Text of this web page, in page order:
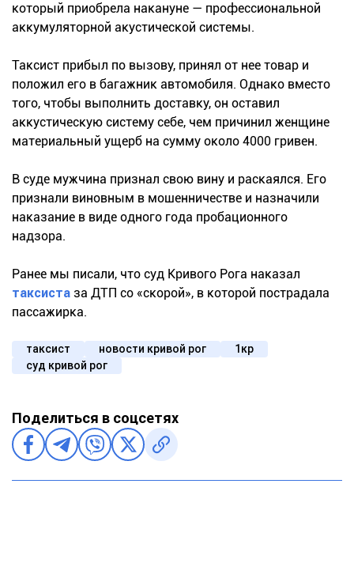
который приобрела накануне — профессиональной
аккумуляторной акустической системы.
Таксист прибыл по вызову, принял от нее товар и
положил его в багажник автомобиля. Однако вместо
того, чтобы выполнить доставку, он оставил
аккустическую систему себе, чем причинил женщине
материальный ущерб на сумму около 4000 гривен.
В суде мужчина признал свою вину и раскаялся. Его
признали виновным в мошенничестве и назначили
наказание в виде одного года пробационного
надзора.
Ранее мы писали, что суд Кривого Рога наказал
таксиста за ДТП со «скорой», в которой пострадала
пассажирка.
таксист новости кривой рог
1кр
суд кривой рог
Поделиться в соцсетях